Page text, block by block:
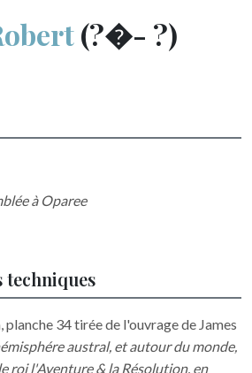
(?�- ?)
à Oparee
planche 34 tirée de l'ouvrage de James
austral, et autour du monde,
roi l'Aventure & la Résolution, en